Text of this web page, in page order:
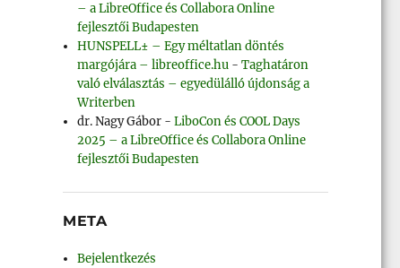
– a LibreOffice és Collabora Online
fejlesztői Budapesten
HUNSPELL± – Egy méltatlan döntés
margójára – libreoffice.hu -Taghatáron
való elválasztás – egyedülálló újdonság a
Writerben
dr. Nagy Gábor -LiboCon és COOL Days
2025 – a LibreOffice és Collabora Online
fejlesztői Budapesten
META
Bejelentkezés